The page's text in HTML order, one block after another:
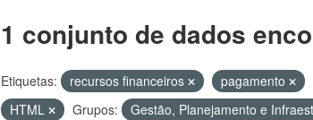
1 conjunto de dados
Etiquetas: recursos financeiros pagamento
HTML
Grupos: Gestão, Planejamento e